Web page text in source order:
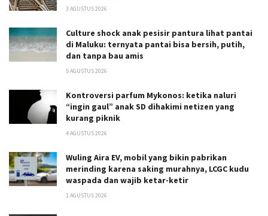
3 AGUSTUS 2026
Culture shock anak pesisir pantura lihat pantai
di Maluku: ternyata pantai bisa bersih, putih,
dan tanpa bau amis
5 AGUSTUS 2026
Kontroversi parfum Mykonos: ketika naluri
“ingin gaul” anak SD dihakimi netizen yang
kurang piknik
4 AGUSTUS 2026
Wuling Aira EV, mobil yang bikin pabrikan
merinding karena saking murahnya, LCGC kudu
waspada dan wajib ketar-ketir
1 AGUSTUS 2026